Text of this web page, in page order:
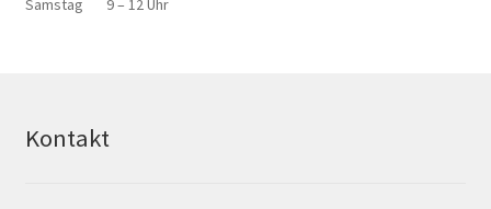
Samstag 9 – 12 Uhr
Kontakt